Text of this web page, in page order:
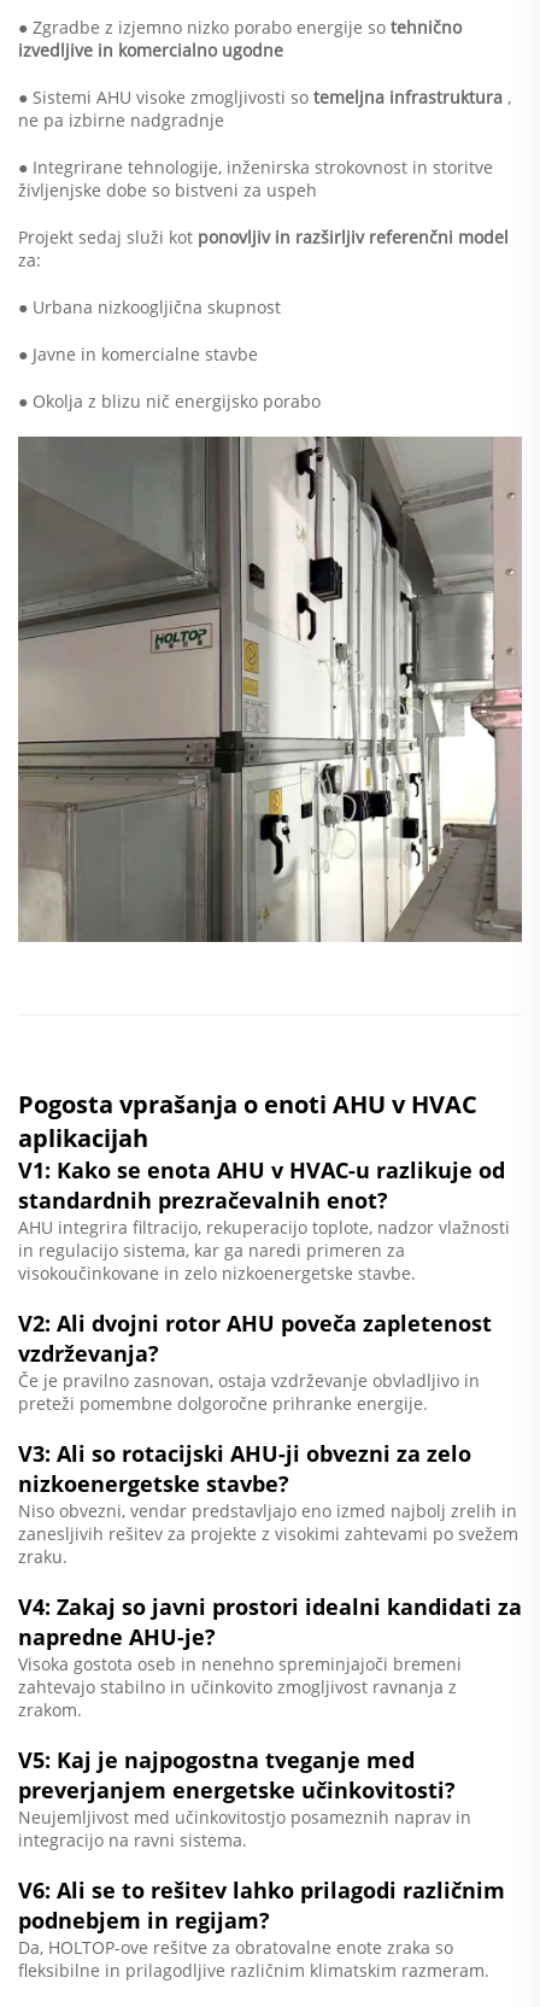
● Zgradbe z izjemno nizko porabo energije so tehnično
izvedljive in komercialno ugodne
● Sistemi AHU visoke zmogljivosti so temeljna infrastruktura ,
ne pa izbirne nadgradnje
● Integrirane tehnologije, inženirska strokovnost in storitve
življenjske dobe so bistveni za uspeh
Projekt sedaj služi kot ponovljiv in razširljiv referenčni model
za:
● Urbana nizkoogljična skupnost
● Javne in komercialne stavbe
● Okolja z blizu nič energijsko porabo
Pogosta vprašanja o enoti AHU v HVAC
aplikacijah
V1: Kako se enota AHU v HVAC-u razlikuje od
standardnih prezračevalnih enot?
AHU integrira filtracijo, rekuperacijo toplote, nadzor vlažnosti
in regulacijo sistema, kar ga naredi primeren za
visokoučinkovane in zelo nizkoenergetske stavbe.
V2: Ali dvojni rotor AHU poveča zapletenost
vzdrževanja?
Če je pravilno zasnovan, ostaja vzdrževanje obvladljivo in
preteži pomembne dolgoročne prihranke energije.
V3: Ali so rotacijski AHU-ji obvezni za zelo
nizkoenergetske stavbe?
Niso obvezni, vendar predstavljajo eno izmed najbolj zrelih in
zanesljivih rešitev za projekte z visokimi zahtevami po svežem
zraku.
V4: Zakaj so javni prostori idealni kandidati za
napredne AHU-je?
Visoka gostota oseb in nenehno spreminjajoči bremeni
zahtevajo stabilno in učinkovito zmogljivost ravnanja z
zrakom.
V5: Kaj je najpogostna tveganje med
preverjanjem energetske učinkovitosti?
Neujemljivost med učinkovitostjo posameznih naprav in
integracijo na ravni sistema.
V6: Ali se to rešitev lahko prilagodi različnim
podnebjem in regijam?
Da, HOLTOP-ove rešitve za obratovalne enote zraka so
fleksibilne in prilagodljive različnim klimatskim razmeram.